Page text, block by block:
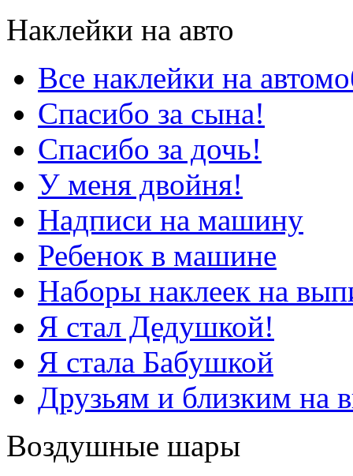
Наклейки на авто
Все наклейки на
Спасибо за сына!
Спасибо за дочь!
У меня двойня!
Надписи на машину
Ребенок в машине
Наборы наклеек на
Я стал Дедушкой!
Я стала Бабушкой
Друзьям и близким на
Воздушные шары